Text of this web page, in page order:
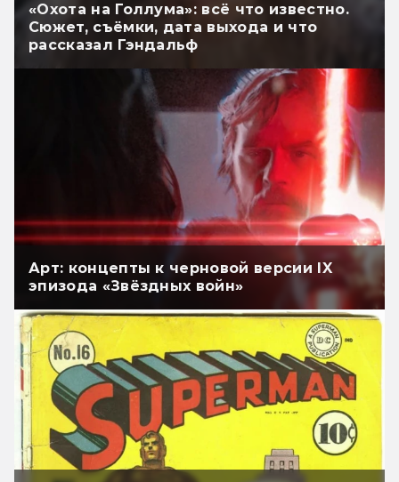
«Охота на Голлума»: всё что известно.
Сюжет, съёмки, дата выхода и что
рассказал Гэндальф
Арт: концепты к черновой версии IX
эпизода «Звёздных войн»